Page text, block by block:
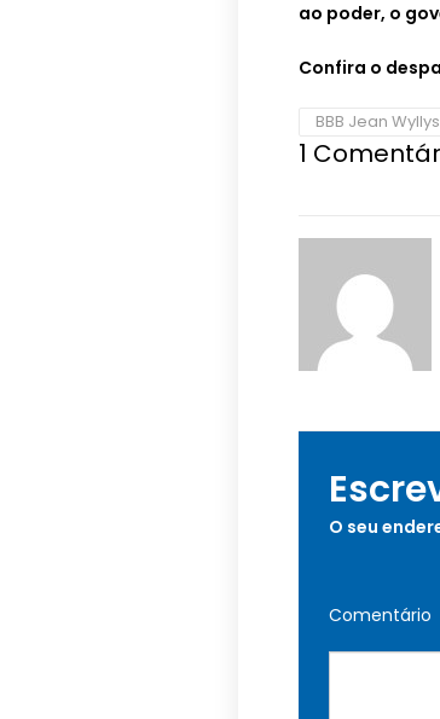
ao poder, o
Confira o
BBB Jean Wyllys
1
O seu
Comentário